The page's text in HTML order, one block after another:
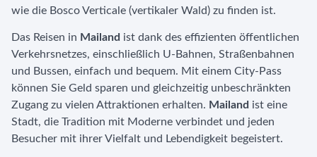
wie die Bosco Verticale (vertikaler Wald) zu finden ist.
Das Reisen in Mailand ist dank des effizienten öffentlichen
Verkehrsnetzes, einschließlich U-Bahnen, Straßenbahnen
und Bussen, einfach und bequem. Mit einem City-Pass
können Sie Geld sparen und gleichzeitig unbeschränkten
Zugang zu vielen Attraktionen erhalten. Mailand ist eine
Stadt, die Tradition mit Moderne verbindet und jeden
Besucher mit ihrer Vielfalt und Lebendigkeit begeistert.